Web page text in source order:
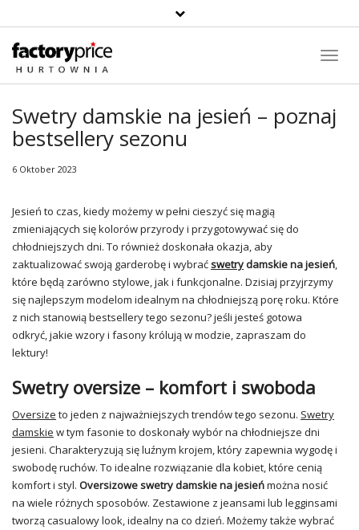
Suche
Swetry damskie na jesień – poznaj
bestsellery sezonu
6 Oktober 2023
Jesień to czas, kiedy możemy w pełni cieszyć się magią
zmieniających się kolorów przyrody i przygotowywać się do
chłodniejszych dni. To również doskonała okazja, aby
zaktualizować swoją garderobę i wybraćswetry damskie na jesień,
które będą zarówno stylowe, jak i funkcjonalne. Dzisiaj przyjrzymy
się najlepszym modelom idealnym na chłodniejszą porę roku. Które
z nich stanowią bestsellery tego sezonu? jeśli jesteś gotowa
odkryć, jakie wzory i fasony królują w modzie, zapraszam do
lektury!
Swetry oversize – komfort i swoboda
Oversize to jeden z najważniejszych trendów tego sezonu. Swetry
damskie w tym fasonie to doskonały wybór na chłodniejsze dni
jesieni. Charakteryzują się luźnym krojem, który zapewnia wygodę i
swobodę ruchów. To idealne rozwiązanie dla kobiet, które cenią
komfort i styl. Oversizowe swetry damskie na jesieńmożna nosić
na wiele różnych sposobów. Zestawione z jeansami lub legginsami
tworzą casualowy look, idealny na co dzień. Możemy także wybrać